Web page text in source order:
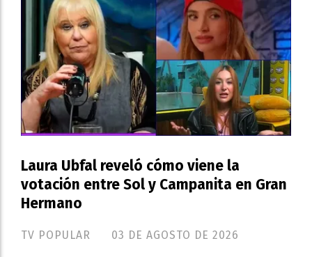
Laura Ubfal reveló cómo viene la
votación entre Sol y Campanita en Gran
Hermano
TV POPULAR 03 DE AGOSTO DE 2026